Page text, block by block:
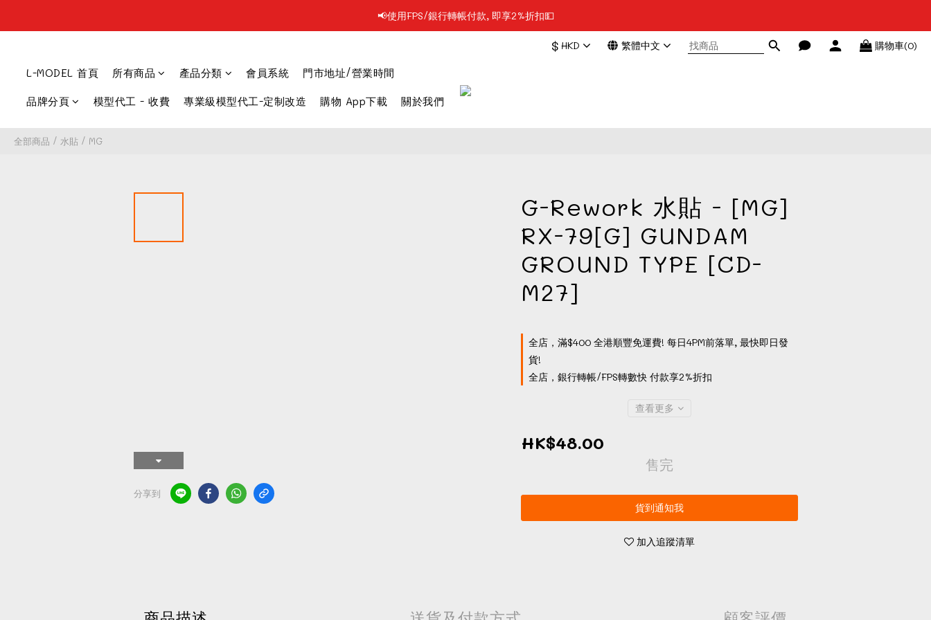
📢凡購物滿$199 順豐自提點免運費📦📦
📢使用FPS/銀行轉帳付款, 即享2%折扣💵
$ HKD 繁體中文 購物車(0)
L-MODEL 首頁 所有商品 產品分類 會員系統 門市地址/營業時間
品牌分頁 模型代工 - 收費 專業級模型代工-定制改造 購物 App下載 關於我們
全部商品 / 水貼 / MG
分享到
G-Rework 水貼 - [MG]
RX-79[G] GUNDAM
GROUND TYPE [CD-
M27]
全店，滿$400 全港順豐免運費! 每日4PM前落單, 最快即日發
貨!
全店，銀行轉帳/FPS轉數快 付款享2%折扣
查看更多
HK$48.00
售完
貨到通知我
加入追蹤清單